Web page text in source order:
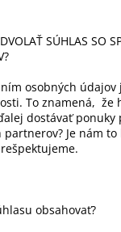
SÚHLAS SO
osobných údajov
To znamená, že
dostávať ponuky
Je nám
obsahovať?